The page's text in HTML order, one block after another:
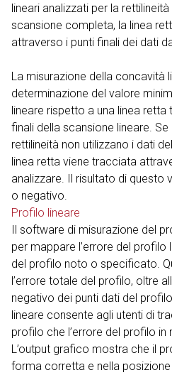
lineari analizzati per la
scansione completa, la linea
attraverso i punti finali dei dati
La misurazione della concavità
determinazione del valore
lineare rispetto a una linea
finali della scansione lineare.
rettilineità non utilizzano i dati
linea retta viene tracciata
analizzare. Il risultato di questo
o negativo.
Profilo lineare
Il software di misurazione del
per mappare l’errore del profilo
del profilo noto o specificato.
l’errore totale del profilo, oltre
negativo dei punti dati del
lineare consente agli utenti di
profilo che l’errore del profilo
L’output grafico mostra che il
forma corretta e nella posizione